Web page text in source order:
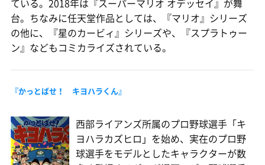
ている。2018年は『スーパーマリオ オデッセイ』が舞
台。ちなみに任天堂作品としては、『マリオ』シリーズ
の他に、『星のカービィ』シリーズや、『スプラトゥー
ン』などもコミカライズされている。
『かっとばせ！ キヨハラくん』
西部ライアンズ所属のプロ野球選手「キ
ヨハラカズヒロ」を始め、実在のプロ野
球選手をモデルとしたキャラクターが数